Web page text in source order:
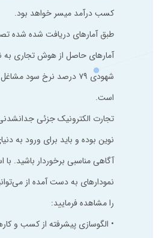
کسب درآمد میسر خواهد بود.
طبق آمارهای دریافت شده شده
آمارهای حاصل از هوش تجاری به
شهودی ۷۹ درصد نرخ سود
است.
تجارت الکترونیک جزئی
نوین بوده و باید برای ورود به
آگاهی مناسبی برخوردار باشید. با
نمودارهای به دست آمده از
را مشاهده فرمایید:
• الگوسازی‌ پیشرفته از کسب و